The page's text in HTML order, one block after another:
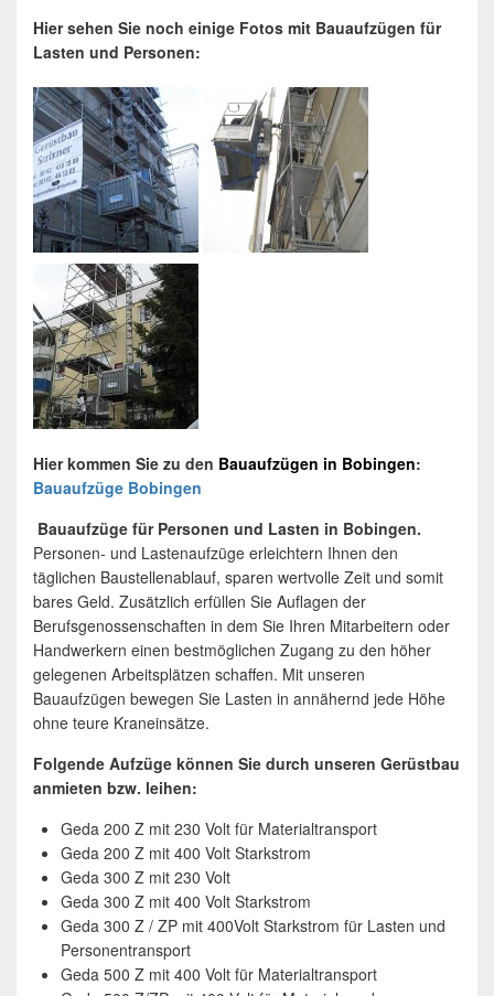
Hier sehen Sie noch einige Fotos mit Bauaufzügen für
Lasten und Personen:
Hier kommen Sie zu den Bauaufzügen in Bobingen:
Bauaufzüge Bobingen
Bauaufzüge für Personen und Lasten in Bobingen.
Personen- und Lastenaufzüge erleichtern Ihnen den
täglichen Baustellenablauf, sparen wertvolle Zeit und somit
bares Geld. Zusätzlich erfüllen Sie Auflagen der
Berufsgenossenschaften in dem Sie Ihren Mitarbeitern oder
Handwerkern einen bestmöglichen Zugang zu den höher
gelegenen Arbeitsplätzen schaffen. Mit unseren
Bauaufzügen bewegen Sie Lasten in annähernd jede Höhe
ohne teure Kraneinsätze.
Folgende Aufzüge können Sie durch unseren Gerüstbau
anmieten bzw. leihen:
Geda 200 Z mit 230 Volt für Materialtransport
Geda 200 Z mit 400 Volt Starkstrom
Geda 300 Z mit 230 Volt
Geda 300 Z mit 400 Volt Starkstrom
Geda 300 Z / ZP mit 400Volt Starkstrom für Lasten und
Personentransport
Geda 500 Z mit 400 Volt für Materialtransport